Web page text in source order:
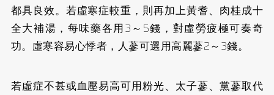
都具良效。若虛寒症較重，則再加上黃耆、肉桂成十
全大補湯，每味藥各用3～5錢，對虛勞疲極可奏奇
功。虛寒容易心悸者，人蔘可選用高麗蔘2～3錢。
若虛症不甚或血壓易高可用粉光、太子蔘、黨蔘取代